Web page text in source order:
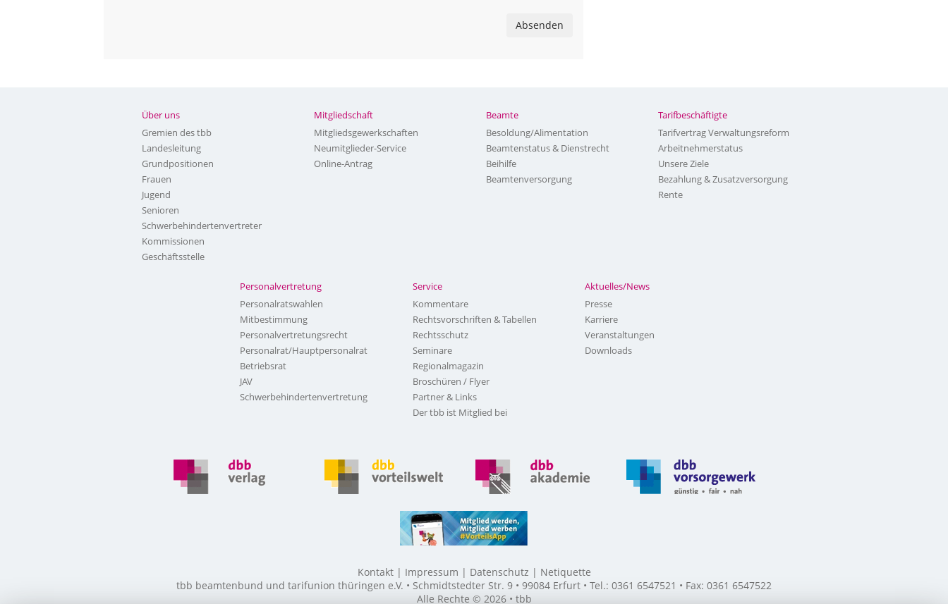
Absenden
Über uns
Gremien des tbb
Landesleitung
Grundpositionen
Frauen
Jugend
Senioren
Schwerbehindertenvertreter
Kommissionen
Geschäftsstelle
Mitgliedschaft
Mitgliedsgewerkschaften
Neumitglieder-Service
Online-Antrag
Beamte
Besoldung/Alimentation
Beamtenstatus & Dienstrecht
Beihilfe
Beamtenversorgung
Tarifbeschäftigte
Tarifvertrag Verwaltungsreform
Arbeitnehmerstatus
Unsere Ziele
Bezahlung & Zusatzversorgung
Rente
Personalvertretung
Personalratswahlen
Mitbestimmung
Personalvertretungsrecht
Personalrat/Hauptpersonalrat
Betriebsrat
JAV
Schwerbehindertenvertretung
Service
Kommentare
Rechtsvorschriften & Tabellen
Rechtsschutz
Seminare
Regionalmagazin
Broschüren / Flyer
Partner & Links
Der tbb ist Mitglied bei
Aktuelles/News
Presse
Karriere
Veranstaltungen
Downloads
Kontakt Impressum Datenschutz
Netiquette
tbb beamtenbund und tarifunion thüringen e.V. • Schmidtstedter Str. 9 • 99084 Erfurt • Tel.: 0361 6547521 • Fax: 0361 6547522
Alle Rechte © 2026 • tbb